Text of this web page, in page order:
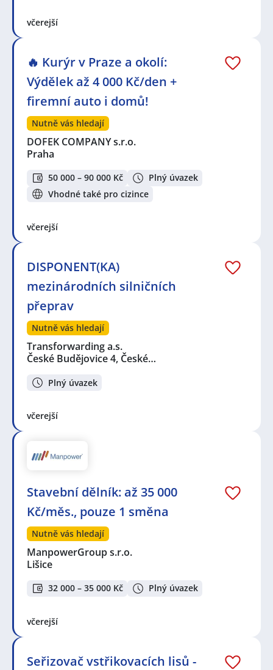
včerejší
🔥 Kurýr v Praze a okolí:
Výdělek až 4 000 Kč/den +
firemní auto i domů!
Nutně vás hledají
DOFEK COMPANY s.r.o.
Praha
50 000 – 90 000 Kč
Plný úvazek
Vhodné také pro cizince
včerejší
DISPONENT(KA)
mezinárodních silničních
přeprav
Nutně vás hledají
Transforwarding a.s.
České Budějovice 4, České…
Plný úvazek
včerejší
Stavební dělník: až 35 000
Kč/měs., pouze 1 směna
Nutně vás hledají
ManpowerGroup s.r.o.
Lišice
32 000 – 35 000 Kč Plný úvazek
včerejší
Seřizovač vstřikovacích lisů -